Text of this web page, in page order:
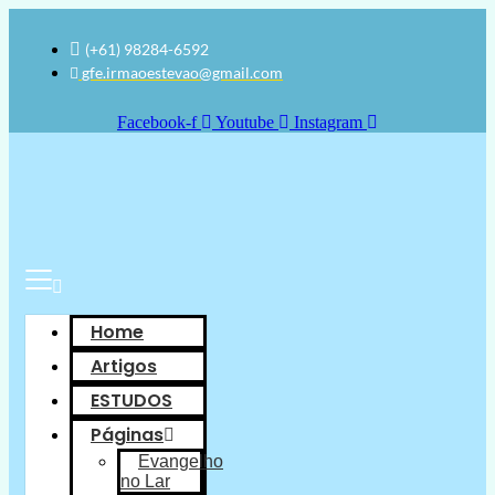
(+61) 98284-6592
gfe.irmaoestevao@gmail.com
Facebook-f Youtube Instagram
Home
Artigos
ESTUDOS
Páginas
Evangelho
no Lar